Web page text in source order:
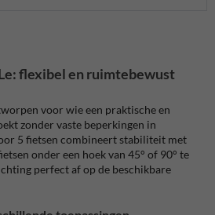
flexibel en ruimtebewust
voor wie een praktische en
zonder vaste beperkingen in
5 fietsen combineert stabiliteit met
onder een hoek van 45° of 90° te
perfect af op de beschikbare